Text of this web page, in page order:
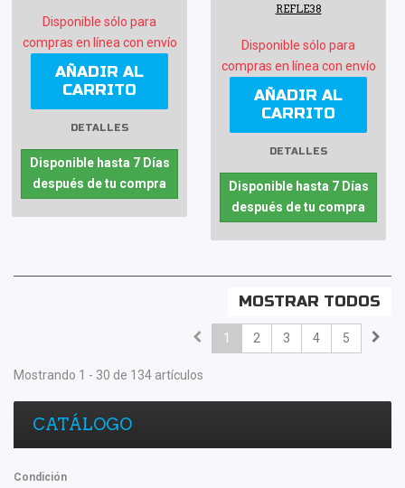
Disponible sólo para
compras en línea con envío
AÑADIR AL
CARRITO
DETALLES
Disponible hasta 7 Días
después de tu compra
REFLE38
Disponible sólo para
compras en línea con envío
AÑADIR AL
CARRITO
DETALLES
Disponible hasta 7 Días
después de tu compra
MOSTRAR TODOS
1 2 3 4 5
Mostrando 1 - 30 de 134 artículos
CATÁLOGO
Condición